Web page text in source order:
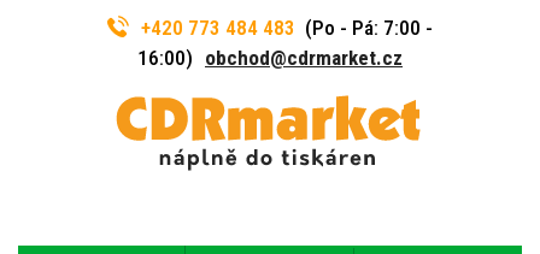
+420 773 484 483 (Po - Pá: 7:00 -
16:00) obchod@cdrmarket.cz